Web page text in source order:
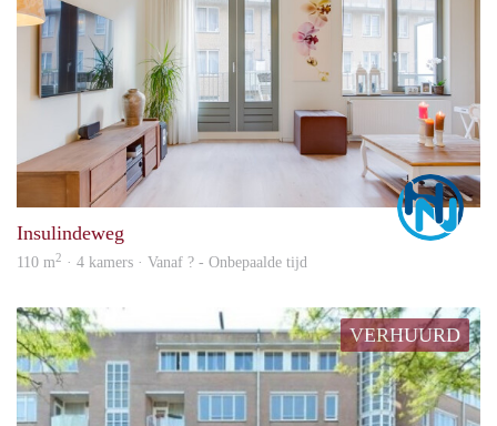
Insulindeweg
110 m2 · 4 kamers · Vanaf ? - Onbepaalde tijd
VERHUURD